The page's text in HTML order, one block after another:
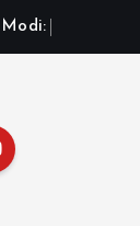
M o d i: